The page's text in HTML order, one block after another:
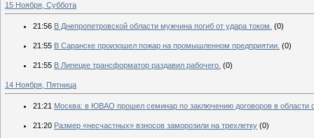
15 Ноября, Суббота
21:56 В Днепропетровской области мужчина погиб от удара током. (0)
21:55 В Саранске произошел пожар на промышленном предприятии. (0)
21:55 В Липецке трансформатор раздавил рабочего. (0)
14 Ноября, Пятница
21:21 Москва: в ЮВАО прошел семинар по заключению договоров в области
21:20 Размер «несчастных» взносов заморозили на трехлетку (0)